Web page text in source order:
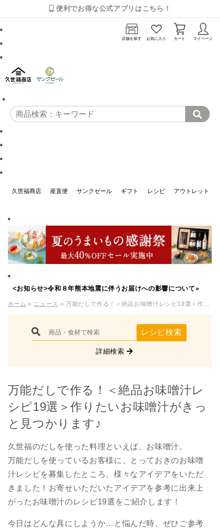
便利でお得な公式アプリはこちら！
店舗を探す お気に入り カート マイページ
久世福商店 産直便 サンクゼール ギフト レシピ アウトレット
<お知らせ>令和８年熊本地震に伴うお届けへの影響について»
ホーム » ニュース » 万能だしで作る！＜絶品お味噌汁レシピ19選＞作りたいお味噌汁がきっと見つかります♪
レシピ検索
詳細検索
万能だしで作る！＜絶品お味噌汁レ
シピ19選＞作りたいお味噌汁がきっ
と見つかります♪
久世福のだしを使った料理といえば、お味噌汁。
万能だしを使っているお客様に、とっておきのお味噌
汁レシピを募集したところ、様々なアイデアをいただ
きました！お寄せいただいたアイデアを参考に出来上
がったお味噌汁のレシピ19選をご紹介します！
今日はどんな具にしようか…と悩んだ時、ぜひご参考